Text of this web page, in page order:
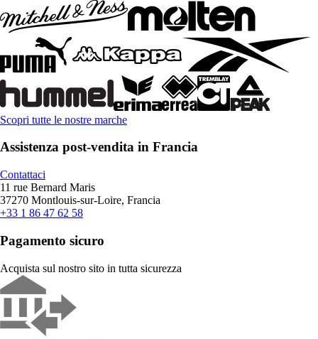
Scopri tutte le nostre marche
Assistenza post-vendita in Francia
Contattaci
11 rue Bernard Maris
37270 Montlouis-sur-Loire, Francia
+33 1 86 47 62 58
Pagamento sicuro
Acquista sul nostro sito in tutta sicurezza